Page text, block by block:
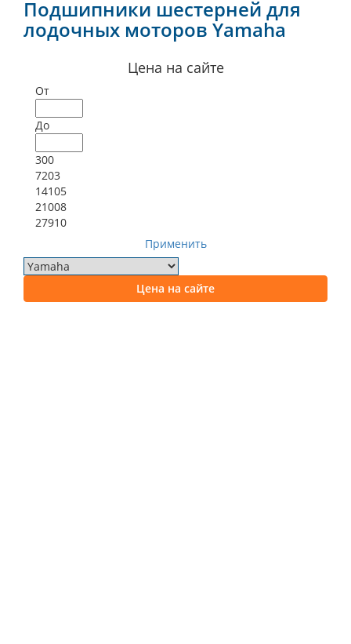
Подшипники шестерней для
лодочных моторов Yamaha
Цена на сайте
От
До
300
7203
14105
21008
27910
Применить
Цена на сайте